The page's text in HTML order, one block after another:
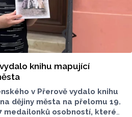
knihu mapující
v Přerově vydalo knihu
dějiny města na přelomu 19.
medailonků osobností, které